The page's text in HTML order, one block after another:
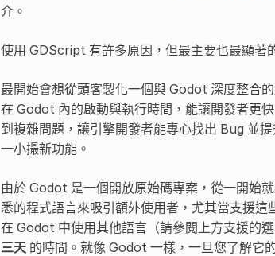
介。
使用 GDScript 有許多原因，但最主要也最顯
最開始會想從頭客製化一個與 Godot 深度整合
在 Godot 內的啟動與執行時間，能讓開發者更
到複雜問題，讓引擎開發者能專心找出 Bug 並
一小撮新功能。
由於 Godot 是一個開放原始碼專案，從一開始
悉的程式語言來吸引額外使用者，尤其當支援
在 Godot 中使用其他語言（請參閱上方支援的
三天的時間。就像 Godot 一樣，一旦您了解它